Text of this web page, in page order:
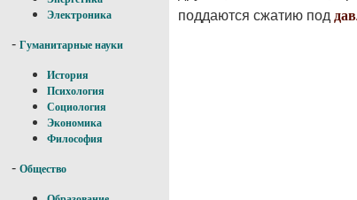
Электроника
- Гуманитарные науки
История
Психология
Социология
Экономика
Философия
- Общество
поддаются сжатию под